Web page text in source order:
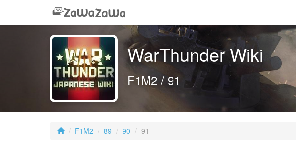
WarThunder Wiki
F1M2 / 91
F1M2 89 90 91